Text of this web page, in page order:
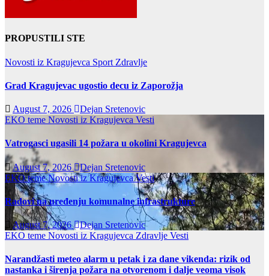
PROPUSTILI STE
Novosti iz Kragujevca Sport Zdravlje
Grad Kragujevac ugostio decu iz Zaporožja
August 7, 2026
Dejan Sretenovic
EKO teme Novosti iz Kragujevca Vesti
Vatrogasci ugasili 14 požara u okolini Kragujevca
August 7, 2026 Dejan Sretenovic
EKO temeNovosti iz KragujevcaVesti
Radovi na uređenju komunalne infrastrukture
August 7, 2026 Dejan Sretenovic
EKO teme Novosti iz Kragujevca Zdravlje Vesti
Narandžasti meteo alarm u petak i za dane vikenda: rizik od
nastanka i širenja požara na otvorenom i dalje veoma visok